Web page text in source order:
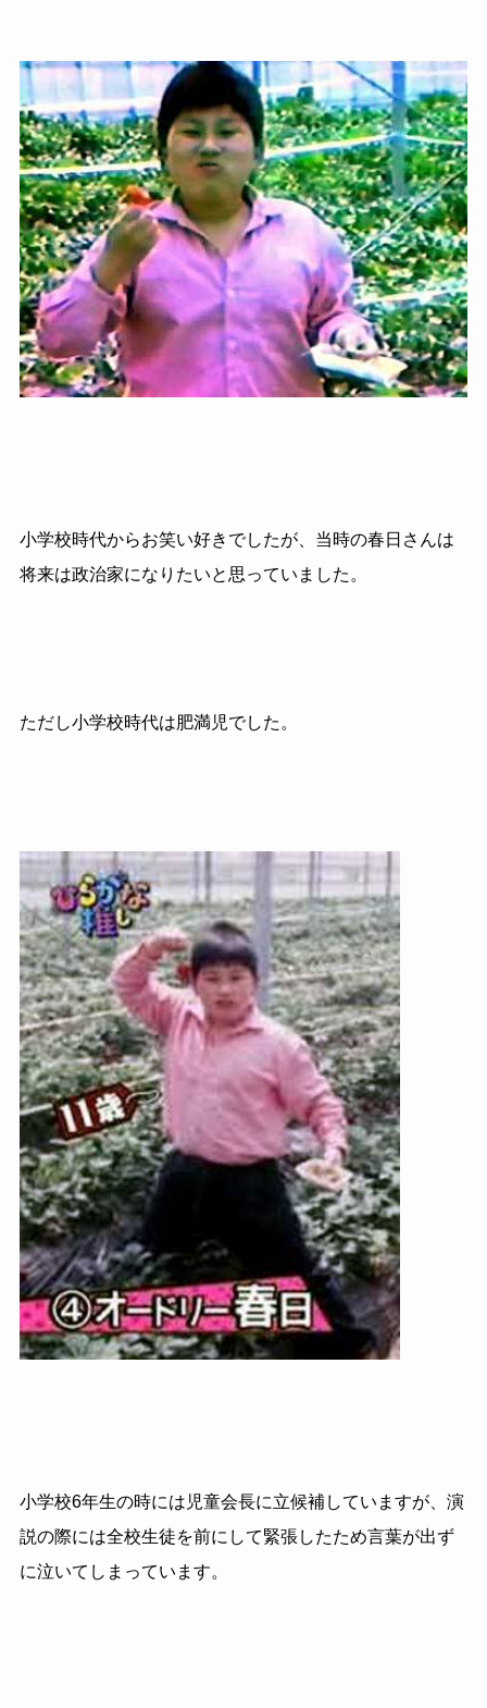
小学校時代からお笑い好きでしたが、当時の春日さんは
将来は政治家になりたいと思っていました。
ただし小学校時代は肥満児でした。
小学校6年生の時には児童会長に立候補していますが、演
説の際には全校生徒を前にして緊張したため言葉が出ず
に泣いてしまっています。